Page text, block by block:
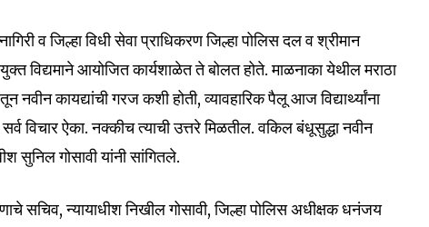
we respect your privacy and
is safe with us.
I've read and accept the
Followers
व जिल्हा विधी सेवा प्राधिकरण जिल्हा पोलिस दल व श्रीमान
विद्यमाने आयोजित कार्यशाळेत ते बोलत होते. माळनाका येथील मराठा
नवीन कायद्यांची गरज कशी होती, व्यावहारिक पैलू आज विद्यार्थ्यांना
विचार ऐका. नक्कीच त्याची उत्तरे मिळतील. वकिल बंधूसुद्धा नवीन
सुनिल गोसावी यांनी सांगितले.
सचिव, न्यायाधीश निखील गोसावी, जिल्हा पोलिस अधीक्षक धनंजय